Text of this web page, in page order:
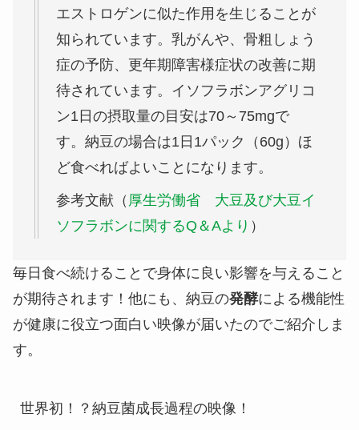
エストロゲンに似た作用を生じることが
知られています。乳がんや、骨粗しょう
症の予防、更年期障害様症状の改善に期
待されています。イソフラボンアグリコ
ン1日の摂取量の目安は70～75mgで
す。納豆の場合は1日1パック（60g）ほ
ど食べればよいことになります。
参考文献（ 厚生労働省 大豆及び大豆イ
ソフラボンに関するQ＆Aより ）
毎日食べ続けることで身体に良い影響を与えること
が期待されます！他にも、納豆の発酵による機能性
が健康に役立つ面白い映像が届いたのでご紹介しま
す。
世界初！？納豆菌成長過程の映像！